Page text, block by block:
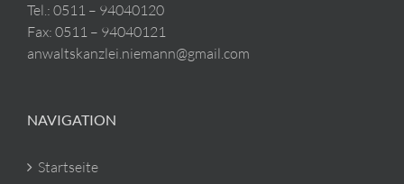
Tel.: 0511 – 94040120
Fax: 0511 – 94040121
anwaltskanzlei.niemann@gmail.com
NAVIGATION
Startseite